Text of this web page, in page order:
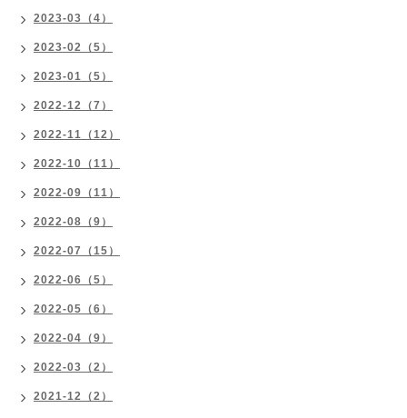
2023-03（4）
2023-02（5）
2023-01（5）
2022-12（7）
2022-11（12）
2022-10（11）
2022-09（11）
2022-08（9）
2022-07（15）
2022-06（5）
2022-05（6）
2022-04（9）
2022-03（2）
2021-12（2）